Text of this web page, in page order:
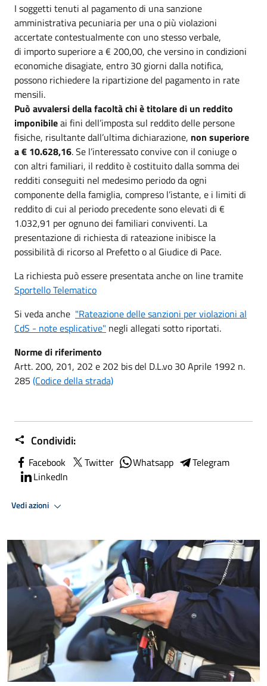
I soggetti tenuti al pagamento di una sanzione
amministrativa pecuniaria per una o più violazioni
accertate contestualmente con uno stesso verbale,
di importo superiore a € 200,00, che versino in condizioni
economiche disagiate, entro 30 giorni dalla notifica,
possono richiedere la ripartizione del pagamento in rate
mensili.
Può avvalersi della facoltà chi è titolare di un reddito
imponibileai fini dell’imposta sul reddito delle persone
fisiche, risultante dall’ultima dichiarazione, non superiore
a € 10.628,16. Se l’interessato convive con il coniuge o
con altri familiari, il reddito è costituito dalla somma dei
redditi conseguiti nel medesimo periodo da ogni
componente della famiglia, compreso l’istante, e i limiti di
reddito di cui al periodo precedente sono elevati di €
1.032,91 per ognuno dei familiari conviventi. La
presentazione di richiesta di rateazione inibisce la
possibilità di ricorso al Prefetto o al Giudice di Pace.
La richiesta può essere presentata anche on line tramite
Sportello Telematico
Si veda anche "Rateazione delle sanzioni per violazioni al
CdS - note esplicative" negli allegati sotto riportati.
Norme di riferimento
Artt. 200, 201, 202 e 202 bis del D.L.vo 30 Aprile 1992 n.
285 (Codice della strada)
Condividi:
Facebook Twitter Whatsapp
Telegram
LinkedIn
Vedi azioni